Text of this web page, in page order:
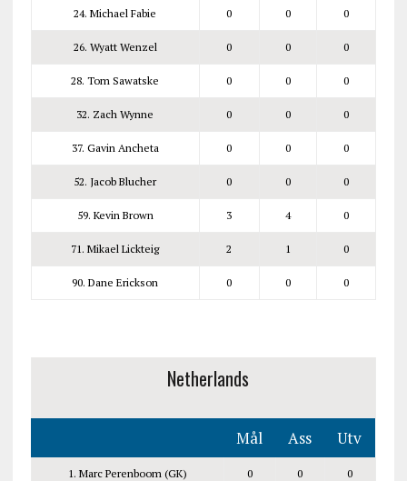
24. Michael Fabie 0 0 0
26. Wyatt Wenzel 0 0 0
28. Tom Sawatske 0 0 0
32. Zach Wynne 0 0 0
37. Gavin Ancheta 0 0 0
52. Jacob Blucher 0 0 0
59. Kevin Brown 3 4 0
71. Mikael Lickteig 2 1 0
90. Dane Erickson 0 0 0
Netherlands
Mål Ass Utv
1. Marc Perenboom (GK) 0 0 0